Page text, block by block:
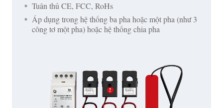
Tuân thủ CE, FCC, RoHs
Áp dụng trong hệ thống ba pha hoặc một pha (như 3
công tơ một pha) hoặc hệ thống chia pha